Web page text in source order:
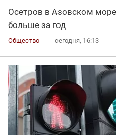
Осетров в Азовском
больше за год
Общество сегодня, 16:13